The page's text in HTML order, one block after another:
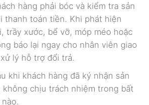
hàng phải bóc và kiểm tra sản
thanh toán tiền. Khi phát hiện
trầy xước, bể vỡ, móp méo hoặc
báo lại ngay cho nhân viên giao
lý hỗ trợ đổi trả.
khi khách hàng đã ký nhận sản
không chịu trách nhiệm trong bất